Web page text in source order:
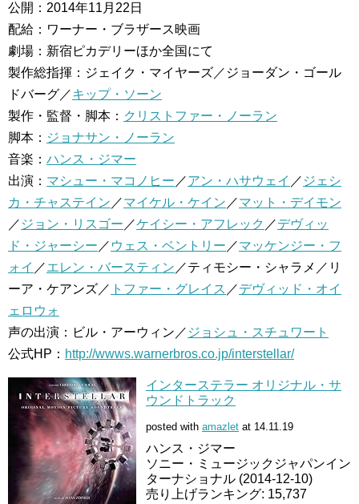
公開：2014年11月22日
配給：ワーナー・ブラザース映画
劇場：新宿ピカデリーほか全国にて
製作総指揮：ジェイク・マイヤーズ／ジョーダン・ゴール
ドバーグ／キップ・ソーン
製作・監督・脚本： クリストファー・ノーラン
脚本： ジョナサン・ノーラン
音楽： ハンス・ジマー
出演： マシュー・マコノヒー ／アン・ハサウェイ ／ ジェシ
カ・チャステイン ／マイケル・ケイン ／マット・デイモン
／ ジョン・リスゴー ／ケイシー・アフレック ／デヴィッ
ド・ジャーシー ／ ウェス・ベントリー ／マッケンジー・フ
ォイ ／エレン・バースティン ／ティモシー・シャラメ／リ
ーア・ケアンズ／ トファー・グレイス ／デヴィッド・オイ
ェロウォ
声の出演：ビル・アーウィン／ ジョシュ・スチュワート
公式HP： http://wwws.warnerbros.co.jp/interstellar/
インターステラー オリジナル・サ
ウンドトラック
posted with amazlet at 14.11.19
ハンス・ジマー
ソニー・ミュージックジャパンイン
ターナショナル (2014-12-10)
売り上げランキング: 15,737